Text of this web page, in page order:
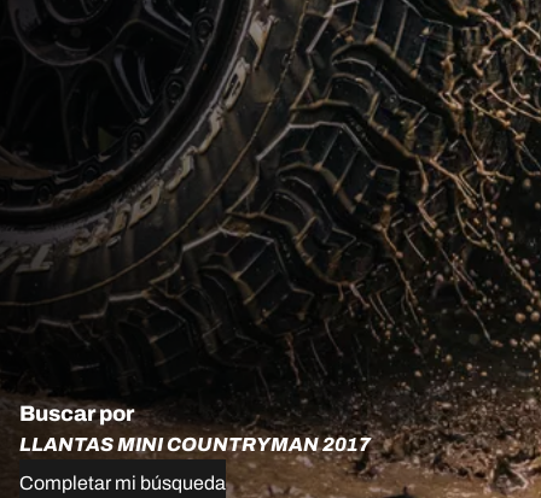
Buscar por
LLANTAS MINI COUNTRYMAN 2017
Completar mi búsqueda